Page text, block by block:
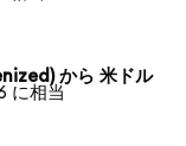
から 米ドル
に相当